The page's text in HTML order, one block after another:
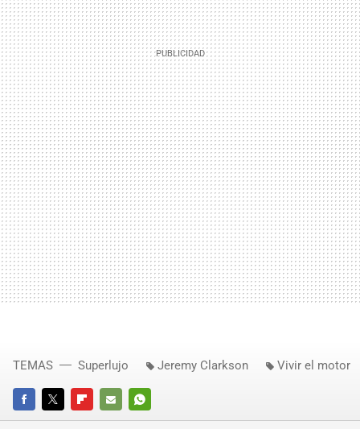
FACEBOOKTWITTERFLIPBOARD
E-
WHATSAPP
TEMAS Superlujo Jeremy Clarkson Vivir el motor